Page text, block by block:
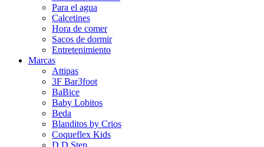
Para el agua
Calcetines
Hora de comer
Sacos de dormir
Entretenimiento
Marcas
Attipas
3F Bar3foot
BaBice
Baby Lobitos
Beda
Blanditos by Crios
Coqueflex Kids
D.D.Step